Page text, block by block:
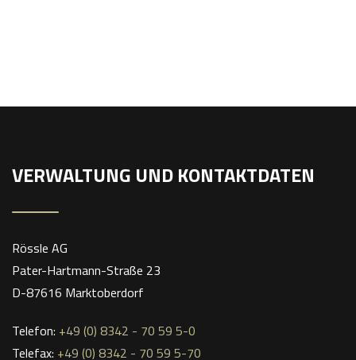
VERWALTUNG UND KONTAKTDATEN
Rössle AG
Pater-Hartmann-Straße 23
D-87616 Marktoberdorf
Telefon: +49 (0) 8342 - 70 59 5-0
Telefax: +49 (0) 8342 - 70 59 5-70